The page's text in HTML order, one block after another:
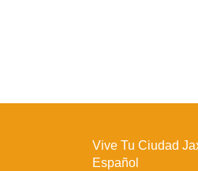
Vive Tu Ciudad
Español